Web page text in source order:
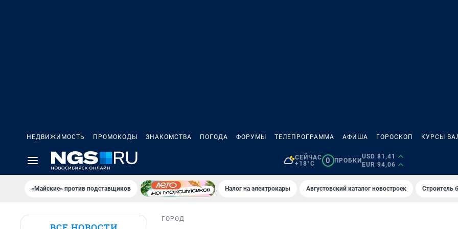
НЕДВИЖИМОСТЬ ПРОМОКОДЫ ЗНАКОМСТВА ПОГОДА ФОРУМЫ ТЕЛЕПРОГРАММА АФИША ГОРОСКОП КУРСЫ
СЕЙЧАС
+18°C
0 ПРОБКИ
USD 81,41
EUR 94,06
«Майские» против подставщиков Налог на электрокары Августовский каталог новостроек Строитель
ГОРОД